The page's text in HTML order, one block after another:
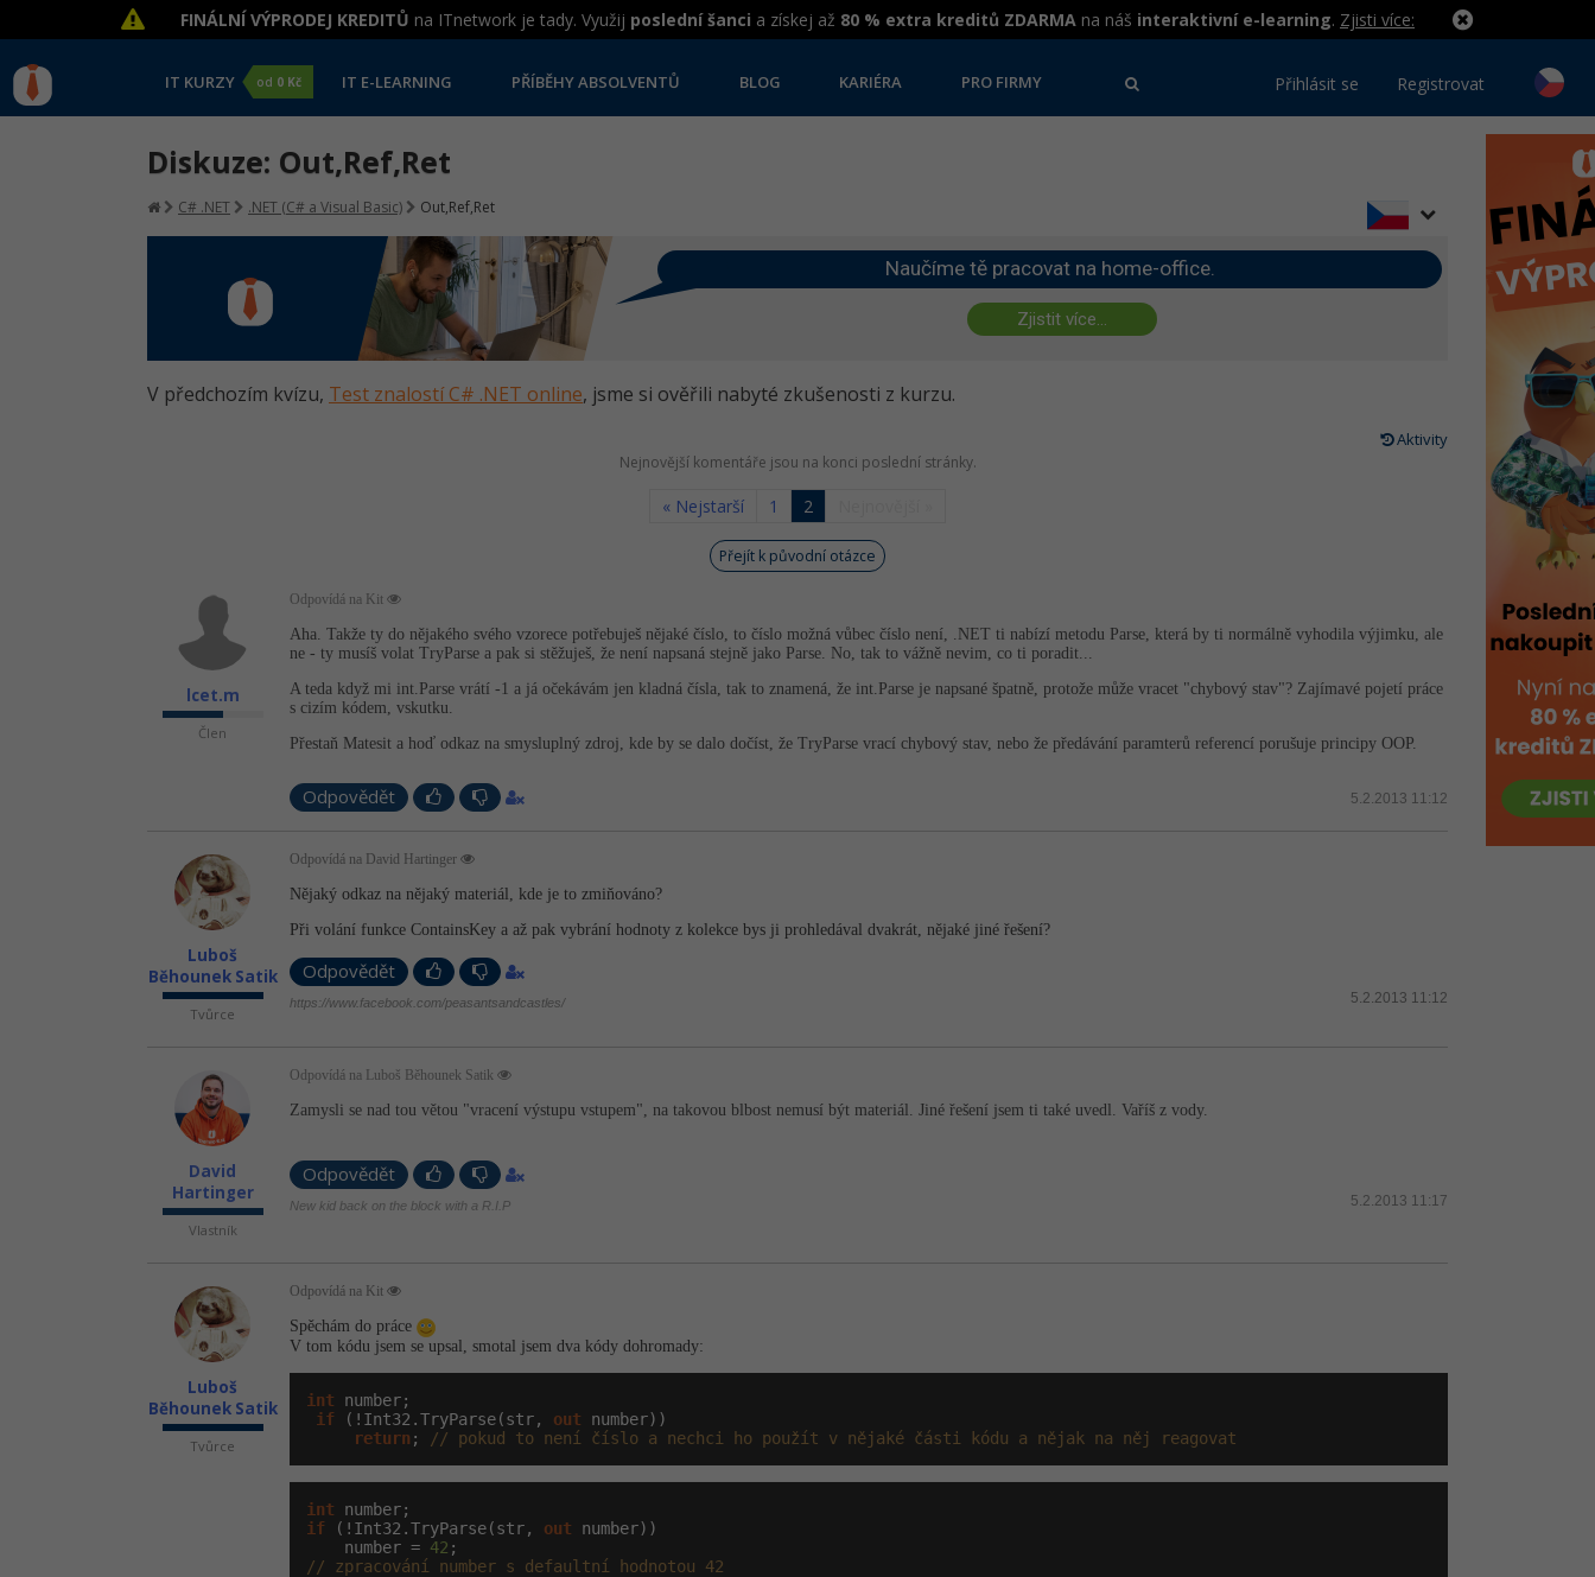
FINÁLNÍ VÝPRODEJ KREDITŮ na ITnetwork je tady. Využij poslední šanci a získej až 80 % extra kreditů ZDARMA na náš interaktivní e-learning. Zjisti více:
IT KURZY od 0 Kč IT E-LEARNING PŘÍBĚHY ABSOLVENTŮ BLOG KARIÉRA PRO FIRMY Přihlásit se Registrovat
Diskuze: Out,Ref,Ret
C# .NET .NET (C# a Visual Basic) Out,Ref,Ret
Naučíme tě pracovat na home-office.
Zjistit více...
V předchozím kvízu, Test znalostí C# .NET online, jsme si ověřili nabyté zkušenosti z kurzu.
Aktivity
Nejnovější komentáře jsou na konci poslední stránky.
« Nejstarší 1 2
Přejít k původní otázce
lcet.m
Člen
Odpovídá na Kit
Aha. Takže ty do nějakého svého vzorece potřebuješ nějaké číslo, to číslo možná vůbec číslo není, .NET ti nabízí metodu Parse, která by ti normálně vyhodila výjimku, ale
ne - ty musíš volat TryParse a pak si stěžuješ, že není napsaná stejně jako Parse. No, tak to vážně nevim, co ti poradit...
A teda když mi int.Parse vrátí -1 a já očekávám jen kladná čísla, tak to znamená, že int.Parse je napsané špatně, protože může vracet "chybový stav"? Zajímavé pojetí práce
s cizím kódem, vskutku.
Přestaň Matesit a hoď odkaz na smysluplný zdroj, kde by se dalo dočíst, že TryParse vrací chybový stav, nebo že předávání paramterů referencí porušuje principy OOP.
Odpovědět 5.2.2013 11:12
Luboš
Běhounek Satik
Tvůrce
Odpovídá na David Hartinger
Nějaký odkaz na nějaký materiál, kde je to zmiňováno?
Při volání funkce ContainsKey a až pak vybrání hodnoty z kolekce bys ji prohledával dvakrát, nějaké jiné řešení?
Odpovědět
5.2.2013 11:12
https://www.facebook.com/peasantsandcastles/
David
Hartinger
Vlastník
Odpovídá na Luboš Běhounek Satik
Zamysli se nad tou větou "vracení výstupu vstupem", na takovou blbost nemusí být materiál. Jiné řešení jsem ti také uvedl. Vaříš z vody.
Odpovědět
5.2.2013 11:17
New kid back on the block with a R.I.P
Luboš
Běhounek Satik
Tvůrce
Odpovídá na Kit
Spěchám do práce
V tom kódu jsem se upsal, smotal jsem dva kódy dohromady:
int number;
if (!Int32.TryParse(str, out number))
return ; // pokud to není číslo a nechci ho použít v nějaké části kódu a nějak na něj reagovat
int
if (!Int32.TryParse(str, out number))
    number =
42
// zpracování number s defaultní hodnotou 42